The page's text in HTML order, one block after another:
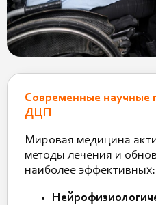
Современные научные
ДЦП
Мировая медицина
методы лечения и
наиболее эффективных: